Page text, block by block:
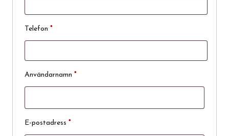
Telefon *
Användarnamn *Obligatoriskt
E-postadress *Obligatoriskt